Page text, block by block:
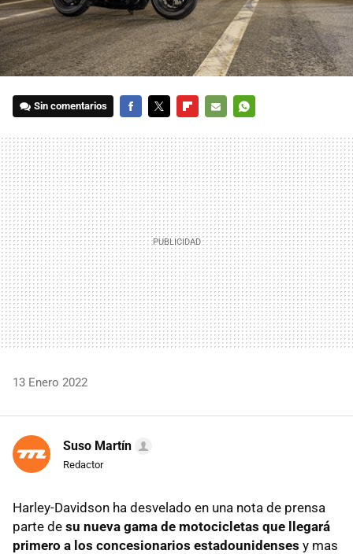
Sin comentarios
MAIL
13 Enero 2022
Suso Martín
Redactor
Harley-Davidson ha desvelado en una nota de prensa
parte de su nueva gama de motocicletas que llegará
primero a los concesionarios estadounidenses y mas